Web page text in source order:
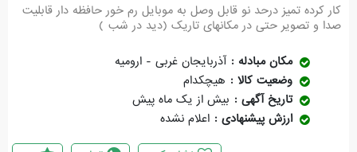
کار کرده تمیز درحد نو قابل وصل به موبایل رم خور حافظه دار قابلیت
صدا و تصویر حتی در مکانهای تاریک (دید در شب )
مکان مبادله
آذربایجان غربی - ارومیه
وضعیت کالا
هیچکدام
تاریخ آگهی
بیش از یک ماه پیش
ارزش پیشنهادی
اعلام نشده